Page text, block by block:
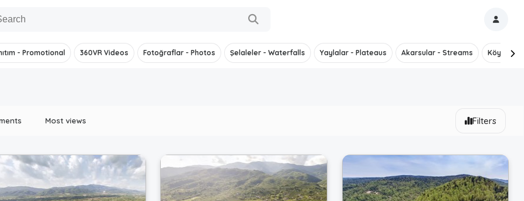
- Promotional 360VR Videos Fotoğraflar - Photos Şelaleler - Waterfalls Yaylalar - Plateaus Akarsular - Streams Köyler -
Most views Filters